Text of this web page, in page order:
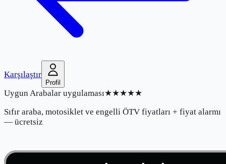
Karşılaştır
Profil
Uygun Arabalar uygulaması★★★★★
Sıfır araba, motosiklet ve engelli ÖTV fiyatları + fiyat alarmı
— ücretsiz